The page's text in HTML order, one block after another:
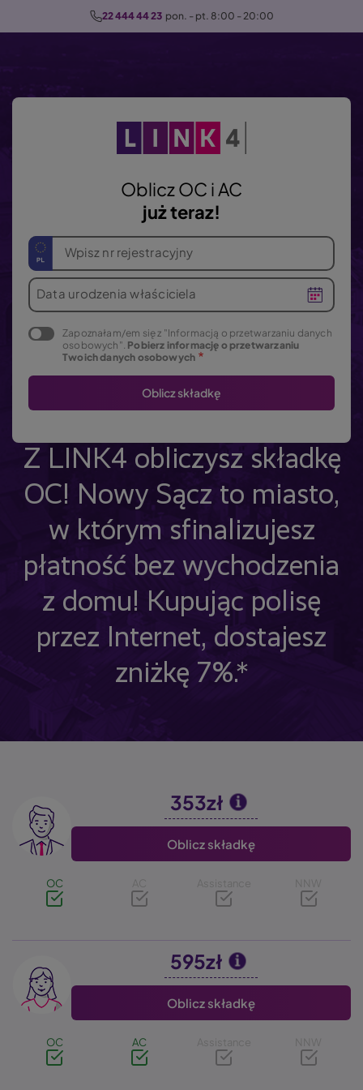
r
22 444 44 23 pon. - pt. 8:00 - 20:00
Oblicz OC i AC
już teraz!
Wpisz nr rejestracyjny
Data urodzenia właściciela
Zapoznałam/em się z "Informacją o przetwarzaniu danych
osobowych". Pobierz informację o przetwarzaniu
Twoich danych osobowych
Z LINK4 obliczysz składkę
OC! Nowy Sącz to miasto,
w którym sfinalizujesz
płatność bez wychodzenia
z domu! Kupując polisę
przez Internet, dostajesz
zniżkę 7%.*
Image 353zł
Oblicz składkę
OC AC Assistance NNW
Image 595zł
Oblicz składkę
OC AC Assistance NNW